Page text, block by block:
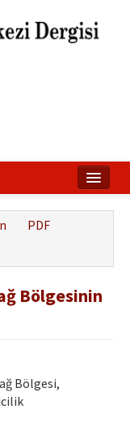
PDF
Bölgesinin
Bölgesi,